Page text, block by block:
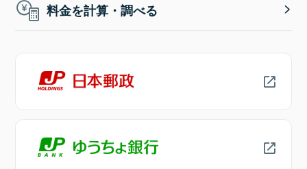
料金を計算・調べる